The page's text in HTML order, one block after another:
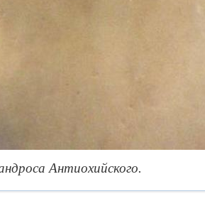
Антиохийского.